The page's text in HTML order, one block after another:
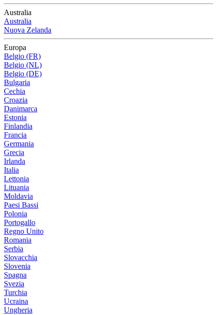
Australia
Australia
Nuova Zelanda
Europa
Belgio (FR)
Belgio (NL)
Belgio (DE)
Bulgaria
Cechia
Croazia
Danimarca
Estonia
Finlandia
Francia
Germania
Grecia
Irlanda
Italia
Lettonia
Lituania
Moldavia
Paesi Bassi
Polonia
Portogallo
Regno Unito
Romania
Serbia
Slovacchia
Slovenia
Spagna
Svezia
Turchia
Ucraina
Ungheria